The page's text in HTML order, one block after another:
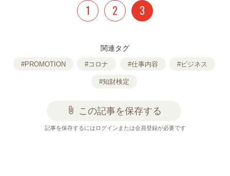
1 2 3
関連タグ
#PROMOTION #コロナ #仕事内容 #ビジネス
#知財検定
attach_file この記事を保存する
記事を保存するにはログインまたは会員登録が必要です